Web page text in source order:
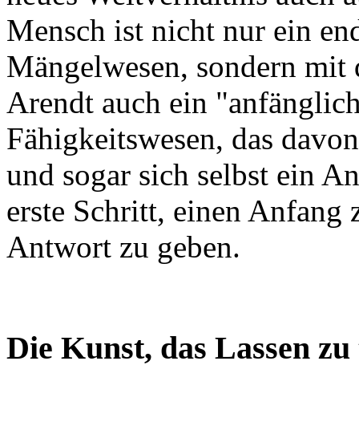
Mensch ist nicht nur ein
Mängelwesen, sondern
Arendt auch ein
Fähigkeitswesen, das
und sogar sich selbst ein
erste Schritt, einen Anfang
Antwort zu geben.
Die Kunst, das Lassen